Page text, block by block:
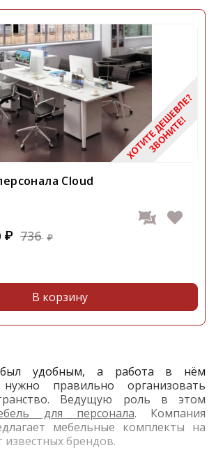
Cloud
₽ 736 ₽
В корзину
удобным, а работа в нём
правильно организовать
Ведущую роль в этом
для персонала. Компания
мебельные комплекты на
известных брендов.